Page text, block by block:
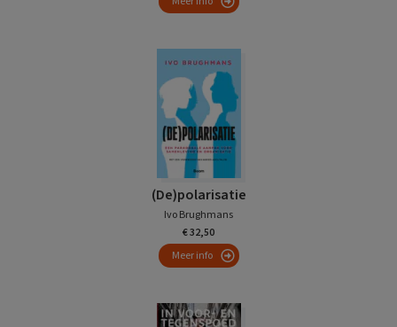
(De)polarisatie
Ivo Brughmans
€ 32,50
Meer info